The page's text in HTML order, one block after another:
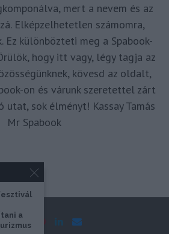
mert a nevem és az
Elképzelhetetlen számomra,
Ez különbözteti meg a Spabook-
hogy itt vagy, légy tagja az
kövesd az oldalt,
on és várunk szeretettel zárt
utat, sok élményt! Kassay Tamás
Mr Spabook
a